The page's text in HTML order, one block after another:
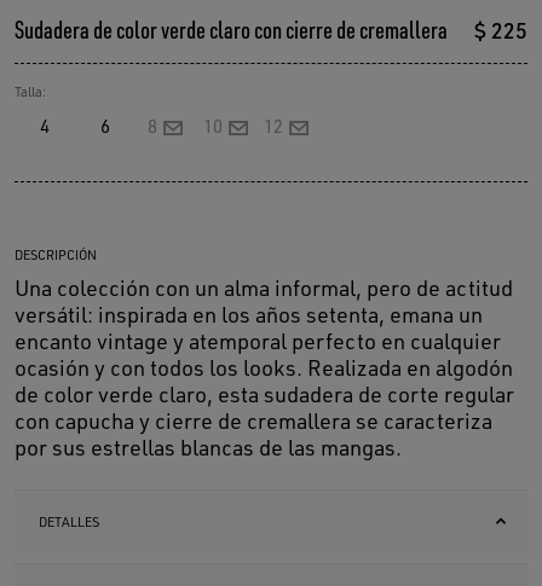
Sudadera de color verde claro con cierre de cremallera $ 225
Talla:
4 6 8 10 12
DESCRIPCIÓN
Una colección con un alma informal, pero de actitud
versátil: inspirada en los años setenta, emana un
encanto vintage y atemporal perfecto en cualquier
ocasión y con todos los looks. Realizada en algodón
de color verde claro, esta sudadera de corte regular
con capucha y cierre de cremallera se caracteriza
por sus estrellas blancas de las mangas.
DETALLES